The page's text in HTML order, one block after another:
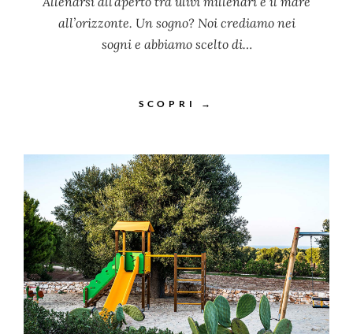
all’orizzonte. Un sogno? Noi crediamo nei
sogni e abbiamo scelto di…
SCOPRI →